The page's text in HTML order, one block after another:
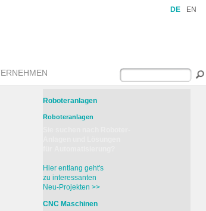
DE EN
Roboteranlagen
Roboteranlagen
Hier entlang geht's
zu interessanten
Neu-Projekten >>
CNC Maschinen